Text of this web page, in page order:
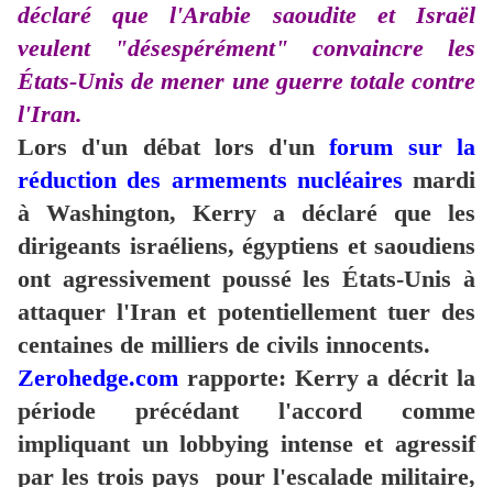
déclaré que l'Arabie saoudite et Israël
veulent "désespérément" convaincre les
États-Unis de mener une guerre totale contre
l'Iran.
Lors d'un débat lors d'unforum sur la
réduction des armements nucléaires mardi
à Washington, Kerry a déclaré que les
dirigeants israéliens, égyptiens et saoudiens
ont agressivement poussé les États-Unis à
attaquer l'Iran et potentiellement tuer des
centaines de milliers de civils innocents.
Zerohedge.com rapporte: Kerry a décrit la
période précédant l'accord comme
impliquant un lobbying intense et agressif
par les trois pays pour l'escalade militaire,